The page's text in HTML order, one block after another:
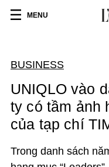
MENU
BUSINESS
UNIQLO vào
ty có tầm ảnh
của tạp chí
Trong danh sách